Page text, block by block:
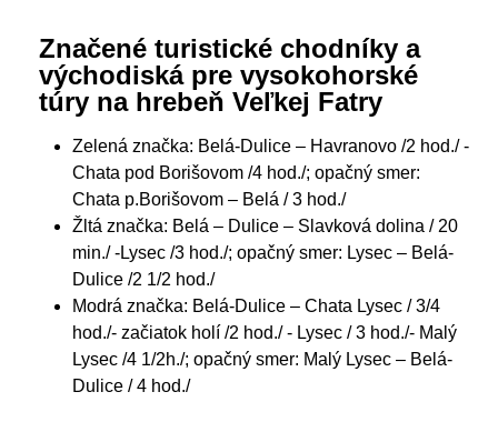
Značené turistické chodníky a
východiská pre vysokohorské
túry na hrebeň Veľkej Fatry
Zelená značka: Belá-Dulice – Havranovo /2 hod./ -
Chata pod Borišovom /4 hod./; opačný smer:
Chata p.Borišovom – Belá / 3 hod./
Žltá značka: Belá – Dulice – Slavková dolina / 20
min./ -Lysec /3 hod./; opačný smer: Lysec – Belá-
Dulice /2 1/2 hod./
Modrá značka: Belá-Dulice – Chata Lysec / 3/4
hod./- začiatok holí /2 hod./ - Lysec / 3 hod./- Malý
Lysec /4 1/2h./; opačný smer: Malý Lysec – Belá-
Dulice / 4 hod./